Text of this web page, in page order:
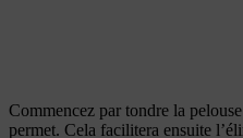
Commencez par tondre la
permet. Cela facilitera ensuite